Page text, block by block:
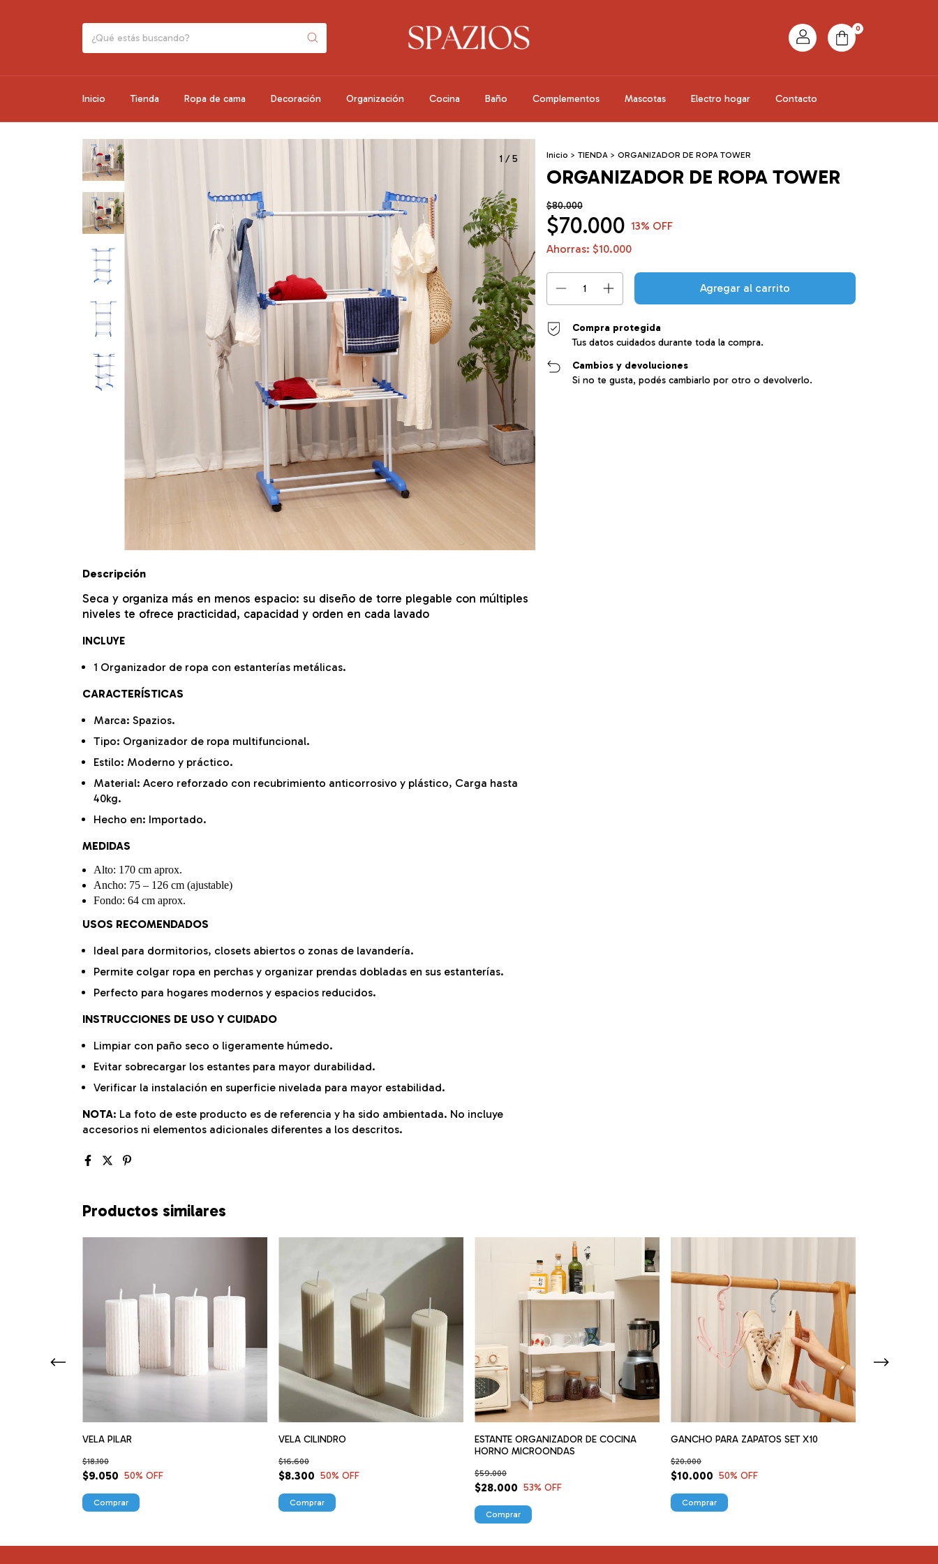
0
Inicio Tienda Ropa de cama Decoración Organización Cocina Baño Complementos Mascotas Electro hogar Contacto
1/5 Inicio > TIENDA > ORGANIZADOR DE ROPA TOWER
ORGANIZADOR DE ROPA TOWER
$80.000
$70.000 13% OFF
Ahorras: $10.000
Compra protegida
Tus datos cuidados durante toda la compra.
Cambios y devoluciones
Si no te gusta, podés cambiarlo por otro o devolverlo.
Descripción
Seca y organiza más en menos espacio: su diseño de torre plegable con múltiples
niveles te ofrece practicidad, capacidad y orden en cada lavado
INCLUYE
1 Organizador de ropa con estanterías metálicas.
CARACTERÍSTICAS
Marca: Spazios.
Tipo: Organizador de ropa multifuncional.
Estilo: Moderno y práctico.
Material: Acero reforzado con recubrimiento anticorrosivo y plástico, Carga hasta
40kg.
Hecho en: Importado.
MEDIDAS
Alto: 170 cm aprox.
Ancho: 75 – 126 cm (ajustable)
Fondo: 64 cm aprox.
USOS RECOMENDADOS
Ideal para dormitorios, closets abiertos o zonas de lavandería.
Permite colgar ropa en perchas y organizar prendas dobladas en sus estanterías.
Perfecto para hogares modernos y espacios reducidos.
INSTRUCCIONES DE USO Y CUIDADO
Limpiar con paño seco o ligeramente húmedo.
Evitar sobrecargar los estantes para mayor durabilidad.
Verificar la instalación en superficie nivelada para mayor estabilidad.
NOTA: La foto de este producto es de referencia y ha sido ambientada. No incluye
accesorios ni elementos adicionales diferentes a los descritos.
Productos similares
VELA PILAR
$9.050
$18.100
50% OFF
VELA CILINDRO
$8.300
$16.600
50% OFF
ESTANTE ORGANIZADOR DE COCINA
HORNO MICROONDAS
$28.000
$59.000
53% OFF
GANCHO PARA ZAPATOS SET X10
$10.000
$20.000
50% OFF